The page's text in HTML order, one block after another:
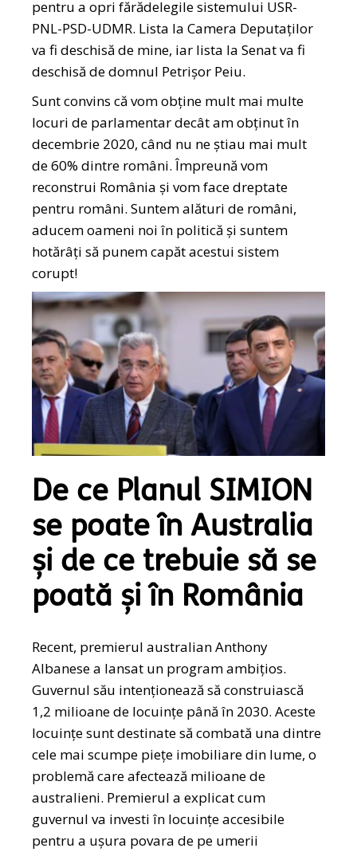
pentru a opri fărădelegile sistemului USR-
PNL-PSD-UDMR. Lista la Camera Deputaților
va fi deschisă de mine, iar lista la Senat va fi
deschisă de domnul Petrișor Peiu.
Sunt convins că vom obține mult mai multe
locuri de parlamentar decât am obținut în
decembrie 2020, când nu ne știau mai mult
de 60% dintre români. Împreună vom
reconstrui România și vom face dreptate
pentru români. Suntem alături de români,
aducem oameni noi în politică și suntem
hotărâți să punem capăt acestui sistem
corupt!
De ce Planul SIMION
se poate în Australia
și de ce trebuie să se
poată și în România
Recent, premierul australian Anthony
Albanese a lansat un program ambițios.
Guvernul său intenționează să construiască
1,2 milioane de locuințe până în 2030. Aceste
locuințe sunt destinate să combată una dintre
cele mai scumpe piețe imobiliare din lume, o
problemă care afectează milioane de
australieni. Premierul a explicat cum
guvernul va investi în locuințe accesibile
pentru a ușura povara de pe umerii